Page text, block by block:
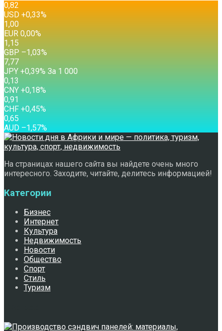
0,82
USD +0,33%
1,00
EUR 0,00%
1,15
GBP –1,03%
7,77
JPY +0,39% За 1 000
0,13
CNY +0,18%
0,91
CHF +0,45%
0,65
AUD –1,57%
На страницах нашего сайта вы найдете очень много
интересного. Заходите, читайте, делитесь информацией!
Категории
Бизнес
Интернет
Культура
Недвижимость
Новости
Общество
Спорт
Стиль
Туризм